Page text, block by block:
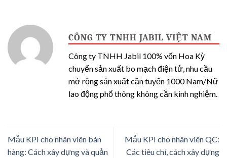
CÔNG TY TNHH JABIL VIỆT NAM
Công ty TNHH Jabil 100% vốn Hoa Kỳ
chuyển sản xuất bo mạch điện tử, nhu cầu
mở rộng sản xuất cần tuyển 1000 Nam/Nữ
lao động phổ thông không cần kinh nghiệm.
Mẫu KPI cho nhân viên bán
hàng: Cách xây dựng và quản
Mẫu KPI cho nhân viên QC:
Các tiêu chí, cách xây dựng